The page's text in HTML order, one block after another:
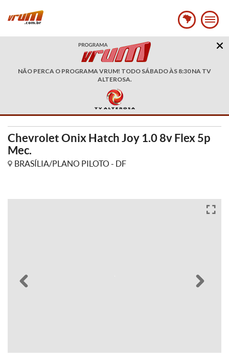
NÃO PERCA O PROGRAMA VRUM! TODO SÁBADO ÀS 8:30 NA TV
ALTEROSA.
Chevrolet Onix Hatch Joy 1.0 8v Flex 5p
Mec.
BRASÍLIA/PLANO PILOTO - DF